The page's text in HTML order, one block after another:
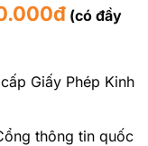
(có đầy
Giấy Phép Kinh
thông tin quốc